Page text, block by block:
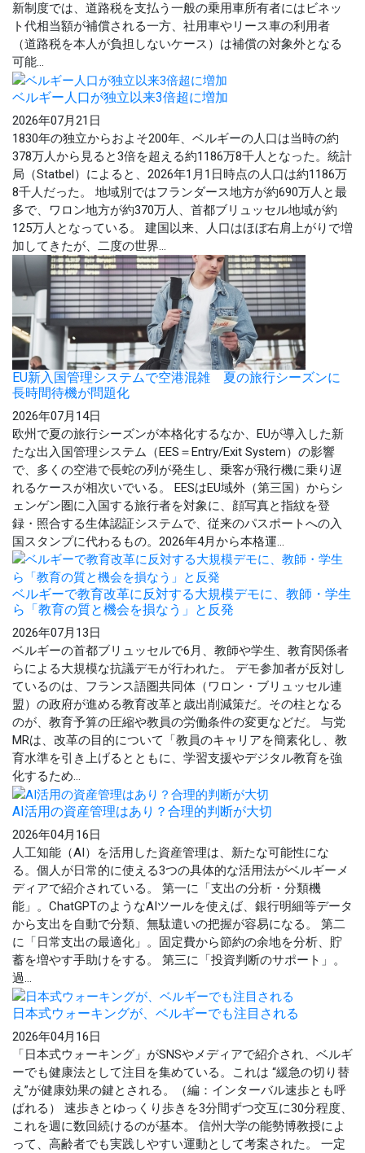
新制度では、道路税を支払う一般の乗用車所有者にはビネッ
ト代相当額が補償される一方、社用車やリース車の利用者
（道路税を本人が負担しないケース）は補償の対象外となる
可能...
ベルギー人口が独立以来3倍超に増加
2026年07月21日
1830年の独立からおよそ200年、ベルギーの人口は当時の約
378万人から見ると3倍を超える約1186万8千人となった。統計
局（Statbel）によると、2026年1月1日時点の人口は約1186万
8千人だった。 地域別ではフランダース地方が約690万人と最
多で、ワロン地方が約370万人、首都ブリュッセル地域が約
125万人となっている。 建国以来、人口はほぼ右肩上がりで増
加してきたが、二度の世界...
EU新入国管理システムで空港混雑 夏の旅行シーズンに
長時間待機が問題化
2026年07月14日
欧州で夏の旅行シーズンが本格化するなか、EUが導入した新
たな出入国管理システム（EES＝Entry/Exit System）の影響
で、多くの空港で長蛇の列が発生し、乗客が飛行機に乗り遅
れるケースが相次いでいる。 EESはEU域外（第三国）からシ
ェンゲン圏に入国する旅行者を対象に、顔写真と指紋を登
録・照合する生体認証システムで、従来のパスポートへの入
国スタンプに代わるもの。2026年4月から本格運...
ベルギーで教育改革に反対する大規模デモに、教師・学生
ら「教育の質と機会を損なう」と反発
2026年07月13日
ベルギーの首都ブリュッセルで6月、教師や学生、教育関係者
らによる大規模な抗議デモが行われた。 デモ参加者が反対し
ているのは、フランス語圏共同体（ワロン・ブリュッセル連
盟）の政府が進める教育改革と歳出削減策だ。その柱となる
のが、教育予算の圧縮や教員の労働条件の変更などだ。 与党
MRは、改革の目的について「教員のキャリアを簡素化し、教
育水準を引き上げるとともに、学習支援やデジタル教育を強
化するため...
AI活用の資産管理はあり？合理的判断が大切
2026年04月16日
人工知能（AI）を活用した資産管理は、新たな可能性にな
る。個人が日常的に使える3つの具体的な活用法がベルギーメ
ディアで紹介されている。 第一に「支出の分析・分類機
能」。ChatGPTのようなAIツールを使えば、銀行明細等データ
から支出を自動で分類、無駄遣いの把握が容易になる。 第二
に「日常支出の最適化」。固定費から節約の余地を分析、貯
蓄を増やす手助けをする。 第三に「投資判断のサポート」。
過...
日本式ウォーキングが、ベルギーでも注目される
2026年04月16日
「日本式ウォーキング」がSNSやメディアで紹介され、ベルギ
ーでも健康法として注目を集めている。これは “緩急の切り替
え”が健康効果の鍵とされる。（編：インターバル速歩とも呼
ばれる） 速歩きとゆっくり歩きを3分間ずつ交互に30分程度、
これを週に数回続けるのが基本。 信州大学の能勢博教授によ
って、高齢者でも実践しやすい運動として考案された。 一定